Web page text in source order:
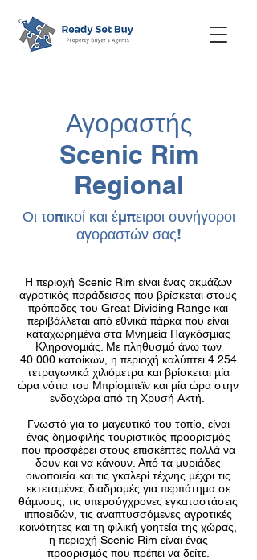
Αγοραστής
Scenic Rim
Regional
Οι τοπικοί και έμπειροι συνήγοροι
αγοραστών σας!
Η περιοχή Scenic Rim είναι ένας ακμάζων
αγροτικός παράδεισος που βρίσκεται στους
πρόποδες του Great Dividing Range και
περιβάλλεται από εθνικά πάρκα που είναι
καταχωρημένα στα Μνημεία Παγκόσμιας
Κληρονομιάς. Με πληθυσμό άνω των
40.000 κατοίκων, η περιοχή καλύπτει 4.254
τετραγωνικά χιλιόμετρα και βρίσκεται μία
ώρα νότια του Μπρίσμπεϊν και μία ώρα στην
ενδοχώρα από τη Χρυσή Ακτή. ​
Γνωστό για το μαγευτικό του τοπίο, είναι
ένας δημοφιλής τουριστικός προορισμός
που προσφέρει στους επισκέπτες πολλά να
δουν και να κάνουν. Από τα μυριάδες
οινοποιεία και τις γκαλερί τέχνης μέχρι τις
εκτεταμένες διαδρομές για περπάτημα σε
θάμνους, τις υπερσύγχρονες εγκαταστάσεις
ιπποειδών, τις αναπτυσσόμενες αγροτικές
κοινότητες και τη φιλική γοητεία της χώρας,
η περιοχή Scenic Rim είναι ένας
προορισμός που πρέπει να δείτε.